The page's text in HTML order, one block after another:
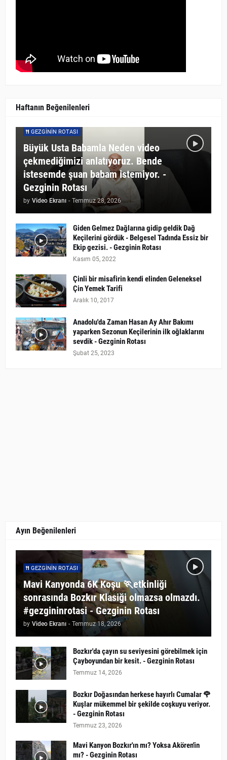
Haftanın Beğenilenleri
GEZGININ ROTASI
Büyük Usta Babamla Neden video
çekmediğimizi anlatıyoruz. Bende
istesemde şuan babam istemiyor. -
Gezginin Rotası
by Video Ekranı - Temmuz 28, 2026
Giden Gelmez Dağlarına gidip geldik Dağ
Keçilerini gördük - Belgesel Tadında Essiz bir
Ekip gezisi. - Gezginin Rotası
Kasım 05, 2022
Çinli bir misafirin kendi elinden Geleneksel
Çin Yemek Tarifi
Aralık 10, 2017
Anadolu'da Zaman Hasan Ay Ahır Bakımı
yaparken Sezonun Keçilerinin ilk oğlaklarını
sevdik - Gezginin Rotası
Şubat 25, 2023
Ayın Beğenilenleri
GEZGININ ROTASI
Mavi Kanyonda 6K Koşu 🏃etkinliği
sonrasında Bozkır Klasiği olmazsa olmazdı.
#gezgininrotasi - Gezginin Rotası
by Video Ekranı - Temmuz 18, 2026
Bozkır'da çayın su seviyesini görebilmek için
Çayboyundan bir kesit. - Gezginin Rotası
Temmuz 14, 2026
Bozkır Doğasından herkese hayırlı Cumalar 🌹
Kuşlar mükemmel bir şekilde coşkuyu veriyor.
- Gezginin Rotası
Temmuz 23, 2026
Mavi Kanyon Bozkır'ın mı? Yoksa Akören'in
mı? - Gezginin Rotası